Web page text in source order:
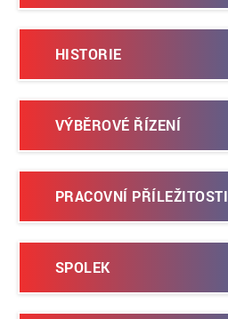
HISTORIE
VÝBĚROVÉ ŘÍZENÍ
PRACOVNÍ PŘÍLEŽITOSTI
SPOLEK